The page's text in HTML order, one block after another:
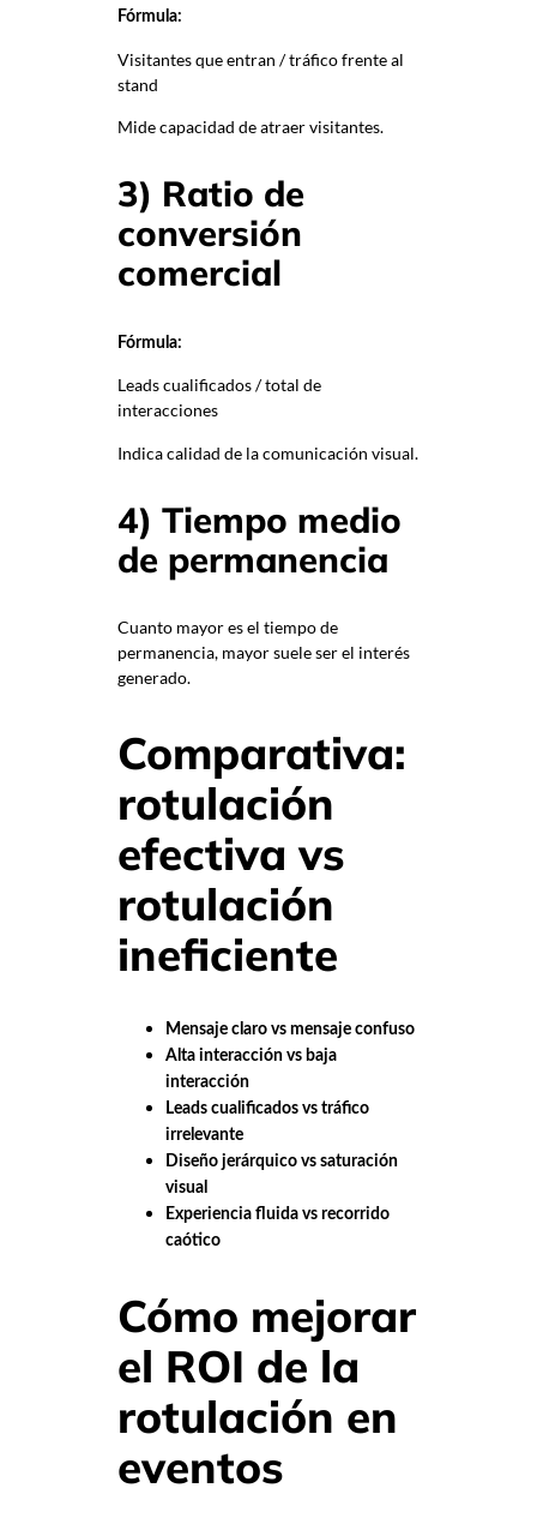
Fórmula:
Visitantes que entran / tráfico frente al
stand
Mide capacidad de atraer visitantes.
3) Ratio de
conversión
comercial
Fórmula:
Leads cualificados / total de
interacciones
Indica calidad de la comunicación visual.
4) Tiempo medio
de permanencia
Cuanto mayor es el tiempo de
permanencia, mayor suele ser el interés
generado.
Comparativa:
rotulación
efectiva vs
rotulación
ineficiente
Mensaje claro vs mensaje confuso
Alta interacción vs baja
interacción
Leads cualificados vs tráfico
irrelevante
Diseño jerárquico vs saturación
visual
Experiencia fluida vs recorrido
caótico
Cómo mejorar
el ROI de la
rotulación en
eventos